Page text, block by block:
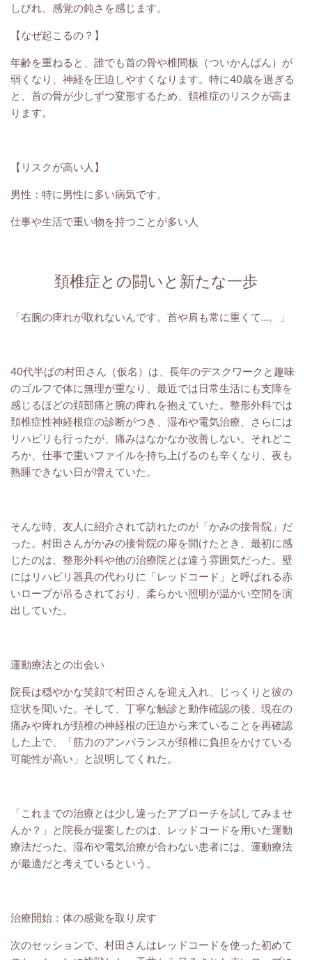
しびれ、感覚の鈍さを感じます。
【なぜ起こるの？】
年齢を重ねると、誰でも首の骨や椎間板（ついかんばん）が
弱くなり、神経を圧迫しやすくなります。特に40歳を過ぎる
と、首の骨が少しずつ変形するため、頚椎症のリスクが高ま
ります。
【リスクが高い人】
男性：特に男性に多い病気です。
仕事や生活で重い物を持つことが多い人
頚椎症との闘いと新たな一歩
「右腕の痺れが取れないんです。首や肩も常に重くて…。」
40代半ばの村田さん（仮名）は、長年のデスクワークと趣味
のゴルフで体に無理が重なり、最近では日常生活にも支障を
感じるほどの頚部痛と腕の痺れを抱えていた。整形外科では
頚椎症性神経根症の診断がつき、湿布や電気治療、さらには
リハビリも行ったが、痛みはなかなか改善しない。それどこ
ろか、仕事で重いファイルを持ち上げるのも辛くなり、夜も
熟睡できない日が増えていた。
そんな時、友人に紹介されて訪れたのが「かみの接骨院」だ
った。 村田 さんがかみの接骨院の扉を開けたとき、最初に感
じたのは、整形外科や他の治療院とは違う雰囲気だった。壁
にはリハビリ器具の代わりに「レッドコード」と呼ばれる赤
いロープが吊るされており、柔らかい照明が温かい空間を演
出していた。
運動療法との出会い
院長は穏やかな笑顔で村田 さんを迎え入れ、じっくりと彼の
症状を聞いた。そして、丁寧な触診と動作確認の後、現在の
痛みや痺れが頚椎の神経根の圧迫から来ていることを再確認
した上で、「筋力のアンバランスが頚椎に負担をかけている
可能性が高い」と説明してくれた。
「これまでの治療とは少し違ったアプローチを試してみませ
んか？」と院長が提案したのは、レッドコードを用いた運動
療法だった。湿布や電気治療が合わない患者には、運動療法
が最適だと考えているという。
治療開始：体の感覚を取り戻す
次のセッションで、 村田 さんはレッドコードを使った初めて